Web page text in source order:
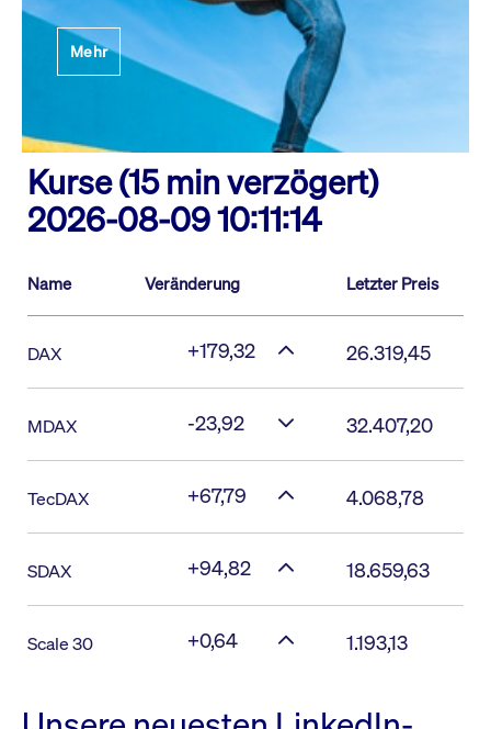
Mehr
Kurse (15 min verzögert)
2026-08-09 10:11:14
Name Veränderung Letzter Preis
DAX +179,32 26.319,45
MDAX -23,92 32.407,20
TecDAX +67,79 4.068,78
SDAX +94,82 18.659,63
Scale 30 +0,64 1.193,13